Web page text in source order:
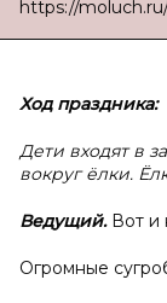
https://
Ход праздника:
Дети входят в
вокруг ёлки.
Ведущий. Вот и
Огромные